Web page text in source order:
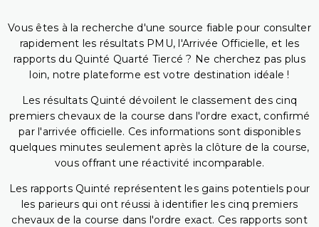
Vous êtes à la recherche d'une source fiable pour consulter
rapidement les résultats PMU, l'Arrivée Officielle, et les
rapports du Quinté Quarté Tiercé ? Ne cherchez pas plus
loin, notre plateforme est votre destination idéale !
Les résultats Quinté dévoilent le classement des cinq
premiers chevaux de la course dans l'ordre exact, confirmé
par l'arrivée officielle. Ces informations sont disponibles
quelques minutes seulement après la clôture de la course,
vous offrant une réactivité incomparable.
Les rapports Quinté représentent les gains potentiels pour
les parieurs qui ont réussi à identifier les cinq premiers
chevaux de la course dans l'ordre exact. Ces rapports sont